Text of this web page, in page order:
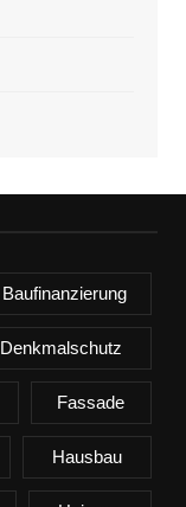
Baufinanzierung
Denkmalschutz
Fassade
Hausbau